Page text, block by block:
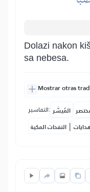
Dolazi nakon
sa nebesa.
Mostrar otras
التفاسير: المُيسَّر
النفحات المكية |